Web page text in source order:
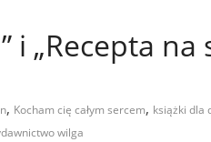
i „Recepta na
, Kocham cię całym sercem, książki dla
wilga